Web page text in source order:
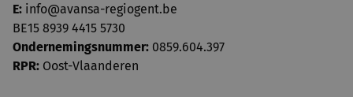
E: info@avansa-regiogent.be
BE15 8939 4415 5730
Ondernemingsnummer: 0859.604.397
RPR: Oost-Vlaanderen